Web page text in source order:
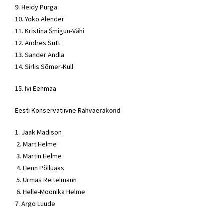
9. Heidy Purga
10. Yoko Alender
11. Kristina Šmigun-Vähi
12. Andres Sutt
13. Sander Andla
14. Sirlis Sõmer-Kull
15. Ivi Eenmaa
Eesti Konservatiivne Rahvaerakond
1. Jaak Madison
2. Mart Helme
3. Martin Helme
4. Henn Põlluaas
5. Urmas Reitelmann
6. Helle-Moonika Helme
7. Argo Luude